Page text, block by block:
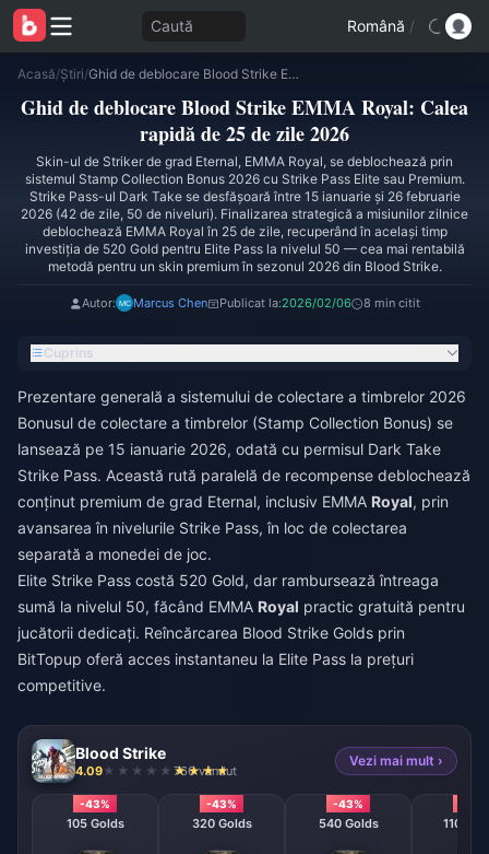
Caută Română /
Acasă/Știri/ Ghid de deblocare Blood Strike EMMA Royal: Calea rapidă de 25 de zile 2026
Ghid de deblocare Blood Strike EMMA Royal: Calea
rapidă de 25 de zile 2026
Skin-ul de Striker de grad Eternal, EMMA Royal, se deblochează prin
sistemul Stamp Collection Bonus 2026 cu Strike Pass Elite sau Premium.
Strike Pass-ul Dark Take se desfășoară între 15 ianuarie și 26 februarie
2026 (42 de zile, 50 de niveluri). Finalizarea strategică a misiunilor zilnice
deblochează EMMA Royal în 25 de zile, recuperând în același timp
investiția de 520 Gold pentru Elite Pass la nivelul 50 — cea mai rentabilă
metodă pentru un skin premium în sezonul 2026 din Blood Strike.
Autor: Marcus Chen Publicat la:2026/02/06 8 min citit
Cuprins
Prezentare generală a sistemului de colectare a timbrelor 2026
Bonusul de colectare a timbrelor (Stamp Collection Bonus) se
lansează pe 15 ianuarie 2026, odată cu permisul Dark Take
Strike Pass. Această rută paralelă de recompense deblochează
conținut premium de grad Eternal, inclusiv EMMA Royal, prin
avansarea în nivelurile Strike Pass, în loc de colectarea
separată a monedei de joc.
Elite Strike Pass costă 520 Gold, dar rambursează întreaga
sumă la nivelul 50, făcând EMMA Royal practic gratuită pentru
jucătorii dedicați. Reîncărcarea Blood Strike Golds prin
BitTopup oferă acces instantaneu la Elite Pass la prețuri
competitive.
Blood Strike
4.09 766 vândut
Vezi mai mult ›
-43%
105 Golds
-43%
320 Golds
-43%
540 Golds 1100